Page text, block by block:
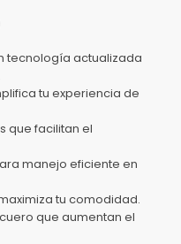
tecnología actualizada
tu experiencia de
que facilitan el
manejo eficiente en
tu comodidad.
que aumentan el